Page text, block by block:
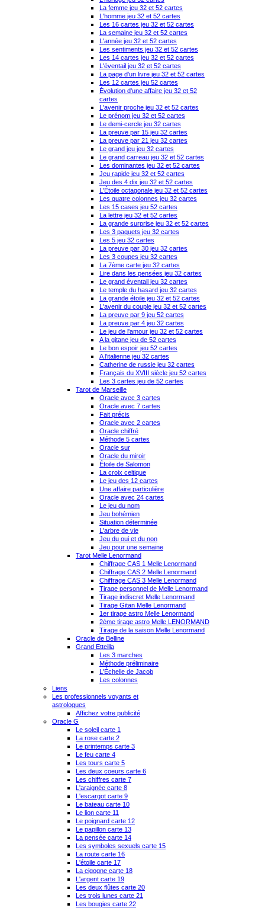
La femme jeu 32 et 52 cartes
L'homme jeu 32 et 52 cartes
Les 16 cartes jeu 32 et 52 cartes
La semaine jeu 32 et 52 cartes
L'année jeu 32 et 52 cartes
Les sentiments jeu 32 et 52 cartes
Les 14 cartes jeu 32 et 52 cartes
L'éventail jeu 32 et 52 cartes
La page d'un livre jeu 32 et 52 cartes
Les 12 cartes jeu 52 cartes
Évolution d'une affaire jeu 32 et 52
cartes
L'avenir proche jeu 32 et 52 cartes
Le prénom jeu 32 et 52 cartes
Le demi-cercle jeu 32 cartes
La preuve par 15 jeu 32 cartes
La preuve par 21 jeu 32 cartes
Le grand jeu jeu 32 cartes
Le grand carreau jeu 32 et 52 cartes
Les dominantes jeu 32 et 52 cartes
Jeu rapide jeu 32 et 52 cartes
Jeu des 4 dix jeu 32 et 52 cartes
L'Étoile octagonale jeu 32 et 52 cartes
Les quatre colonnes jeu 32 cartes
Les 15 cases jeu 52 cartes
La lettre jeu 32 et 52 cartes
La grande surprise jeu 32 et 52 cartes
Les 3 paquets jeu 32 cartes
Les 5 jeu 32 cartes
La preuve par 30 jeu 32 cartes
Les 3 coupes jeu 32 cartes
La 7ème carte jeu 32 cartes
Lire dans les pensées jeu 32 cartes
Le grand éventail jeu 32 cartes
Le temple du hasard jeu 32 cartes
La grande étoile jeu 32 et 52 cartes
L'avenir du couple jeu 32 et 52 cartes
La preuve par 9 jeu 52 cartes
La preuve par 4 jeu 32 cartes
Le jeu de l'amour jeu 32 et 52 cartes
A la gitane jeu de 52 cartes
Le bon espoir jeu 52 cartes
A l'italienne jeu 32 cartes
Catherine de russie jeu 32 cartes
Français du XVIII siècle jeu 52 cartes
Les 3 cartes jeu de 52 cartes
Tarot de Marseille
Oracle avec 3 cartes
Oracle avec 7 cartes
Fait précis
Oracle avec 2 cartes
Oracle chiffré
Méthode 5 cartes
Oracle sur
Oracle du miroir
Étoile de Salomon
La croix celtique
Le jeu des 12 cartes
Une affaire particulière
Oracle avec 24 cartes
Le jeu du nom
Jeu bohémien
Situation déterminée
L'arbre de vie
Jeu du oui et du non
Jeu pour une semaine
Tarot Melle Lenormand
Chiffrage CAS 1 Melle Lenormand
Chiffrage CAS 2 Melle Lenormand
Chiffrage CAS 3 Melle Lenormand
Tirage personnel de Melle Lenormand
Tirage indiscret Melle Lenormand
Tirage Gitan Melle Lenormand
1er tirage astro Melle Lenormand
2ème tirage astro Melle LENORMAND
Tirage de la saison Melle Lenormand
Oracle de Belline
Grand Etteilla
Les 3 marches
Méthode préliminaire
L'Échelle de Jacob
Les colonnes
Liens
Les professionnels voyants et
astrologues
Affichez votre publicité
Oracle G
Le soleil carte 1
La rose carte 2
Le printemps carte 3
Le feu carte 4
Les tours carte 5
Les deux coeurs carte 6
Les chiffres carte 7
L'araignée carte 8
L'escargot carte 9
Le bateau carte 10
Le lion carte 11
Le poignard carte 12
Le papillon carte 13
La pensée carte 14
Les symboles sexuels carte 15
La route carte 16
L'étoile carte 17
La cigogne carte 18
L'argent carte 19
Les deux flûtes carte 20
Les trois lunes carte 21
Les bougies carte 22